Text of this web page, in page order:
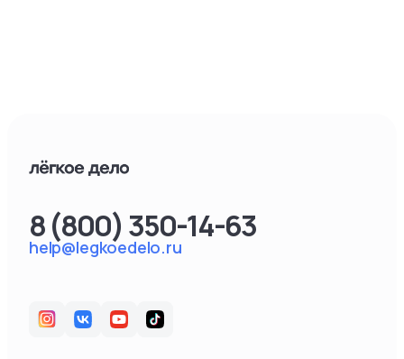
help@legkoedelo.ru
8 (800) 350-14-63